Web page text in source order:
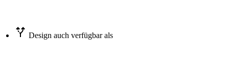
Design auch verfügbar als